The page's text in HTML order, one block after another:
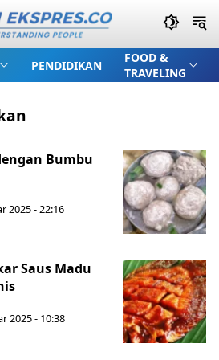
PENDIDIKAN
FOOD &
TRAVELING
Bumbu
2025 - 22:16
Saus Madu
2025 - 10:38